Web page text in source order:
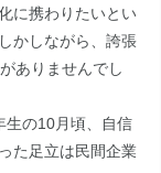
に携わりたいとい
かしながら、誇張
ありませんでし
生の10月頃、自信
た足立は民間企業